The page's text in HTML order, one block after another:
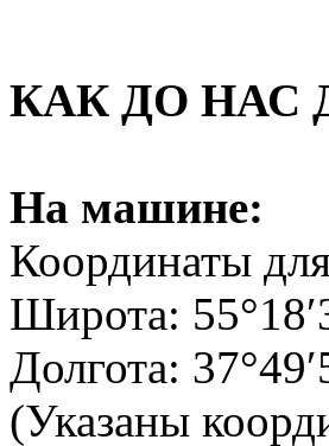
КАК ДО НАС
На машине:
Координаты
Широта:
Долгота:
(Указаны